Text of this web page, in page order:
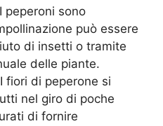
peperoni sono
può essere
di insetti o tramite
delle piante.
fiori di peperone si
nel giro di poche
di fornire